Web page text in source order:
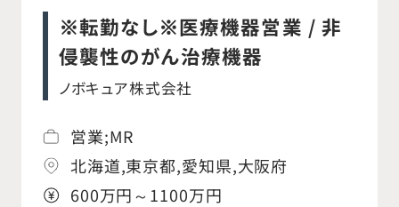
理・保守を実施します。日々のコミュニケー
ションを通じて信頼関係を築きながら、現状
の確認だけでなく、将来的な不具合の兆候
を捉えた改善提案も行い、トラブルの未然
防止に貢献します。 また、医療環境の衛生
管理、災害対策、医療機器・高品質LEDの提
案、医療従事者への教育支援など、多角的
※転勤なし※医療機器営業 / 非
侵襲性のがん治療機器
ノボキュア株式会社
営業;MR
北海道,東京都,愛知県,大阪府
600万円～1100万円